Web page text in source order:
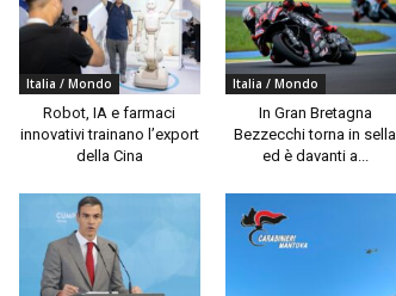
Italia / Mondo
Robot, IA e farmaci
innovativi trainano l’export
della Cina
Italia / Mondo
In Gran Bretagna
Bezzecchi torna in sella
ed è davanti a...